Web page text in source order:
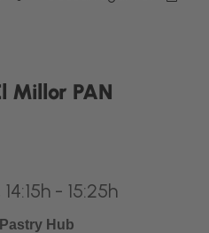
Millor PAN
- 15:25h
Hub